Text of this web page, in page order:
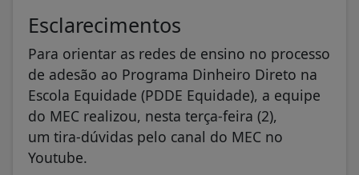
Esclarecimentos
Para orientar as redes de ensino no processo
de adesão ao Programa Dinheiro Direto na
Escola Equidade (PDDE Equidade), a equipe
do MEC realizou, nesta terça-feira (2),
um tira-dúvidas pelo canal do MEC no
Youtube.